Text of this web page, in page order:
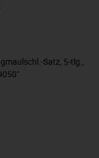
Satz, 5-tlg.,